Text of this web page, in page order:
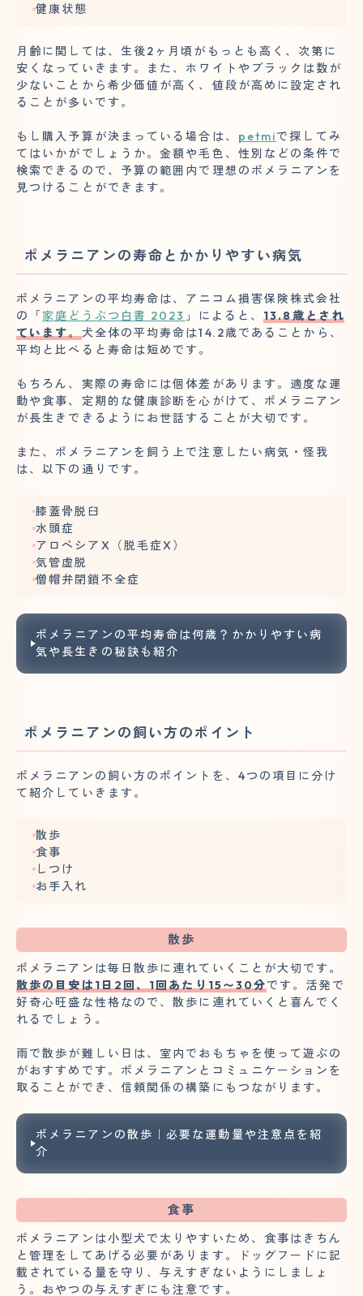
健康状態
月齢に関しては、生後2ヶ月頃がもっとも高く、次第に
安くなっていきます。また、ホワイトやブラックは数が
少ないことから希少価値が高く、値段が高めに設定され
ることが多いです。
もし購入予算が決まっている場合は、 petmiで探してみ
てはいかがでしょうか。金額や毛色、性別などの条件で
検索できるので、予算の範囲内で理想のポメラニアンを
見つけることができます。
ポメラニアンの寿命とかかりやすい病気
ポメラニアンの平均寿命は、アニコム損害保険株式会社
の「家庭どうぶつ白書 2023 」によると、 13.8歳とされ
ています。 犬全体の平均寿命は14.2歳であることから、
平均と比べると寿命は短めです。
もちろん、実際の寿命には個体差があります。適度な運
動や食事、定期的な健康診断を心がけて、ポメラニアン
が長生きできるようにお世話することが大切です。
また、ポメラニアンを飼う上で注意したい病気・怪我
は、以下の通りです。
膝蓋骨脱臼
水頭症
アロペシアX（脱毛症X）
気管虚脱
僧帽弁閉鎖不全症
ポメラニアンの平均寿命は何歳？かかりやすい病
気や長生きの秘訣も紹介
ポメラニアンの飼い方のポイント
ポメラニアンの飼い方のポイントを、4つの項目に分け
て紹介していきます。
散歩
食事
しつけ
お手入れ
散歩
ポメラニアンは毎日散歩に連れていくことが大切です。
散歩の目安は1日2回、1回あたり15〜30分です。活発で
好奇心旺盛な性格なので、散歩に連れていくと喜んでく
れるでしょう。
雨で散歩が難しい日は、室内でおもちゃを使って遊ぶの
がおすすめです。ポメラニアンとコミュニケーションを
取ることができ、信頼関係の構築にもつながります。
ポメラニアンの散歩｜必要な運動量や注意点を紹
介
食事
ポメラニアンは小型犬で太りやすいため、食事はきちん
と管理をしてあげる必要があります。ドッグフードに記
載されている量を守り、与えすぎないようにしましょ
う。おやつの与えすぎにも注意です。